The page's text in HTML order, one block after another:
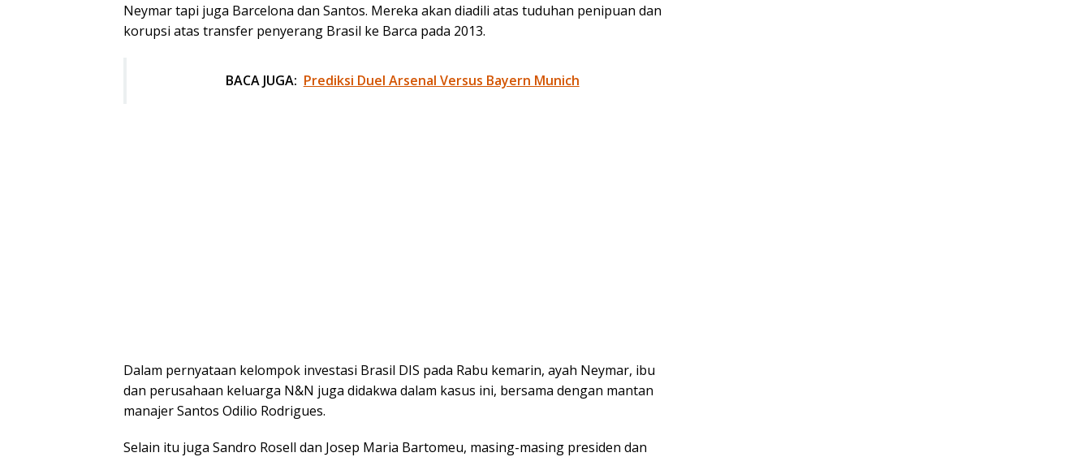
Neymar tapi juga Barcelona dan Santos. Mereka akan diadili atas tuduhan penipuan dan
korupsi atas transfer penyerang Brasil ke Barca pada 2013.
BACA JUGA: Prediksi Duel Arsenal Versus Bayern Munich
Dalam pernyataan kelompok investasi Brasil DIS pada Rabu kemarin, ayah Neymar, ibu
dan perusahaan keluarga N&N juga didakwa dalam kasus ini, bersama dengan mantan
manajer Santos Odilio Rodrigues.
Selain itu juga Sandro Rosell dan Josep Maria Bartomeu, masing-masing presiden dan